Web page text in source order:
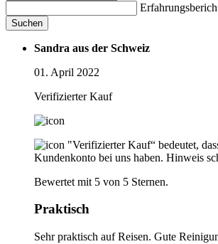
Suchen
Sandra aus der Schweiz
01. April 2022
Verifizierter Kauf
"Verifizierter Kauf“ bedeutet,
Kundenkonto bei uns haben. Hinweis
Bewertet mit 5 von 5 Sternen.
Praktisch
Sehr praktisch auf Reisen. Gute